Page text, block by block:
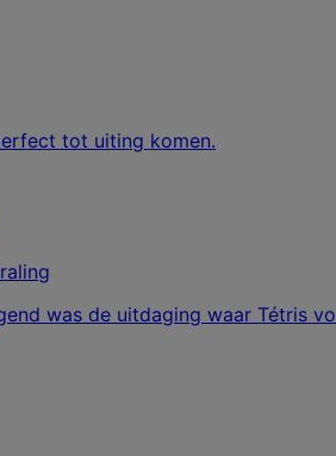
tot uiting komen.
was de uitdaging waar Tétris